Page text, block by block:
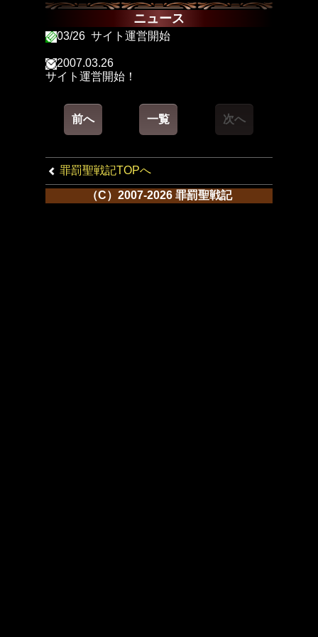
ニュース
03/26 サイト運営開始
2007.03.26
サイト運営開始！
前へ 一覧 次へ
罪罰聖戦記TOPへ
（C）2007-2026 罪罰聖戦記